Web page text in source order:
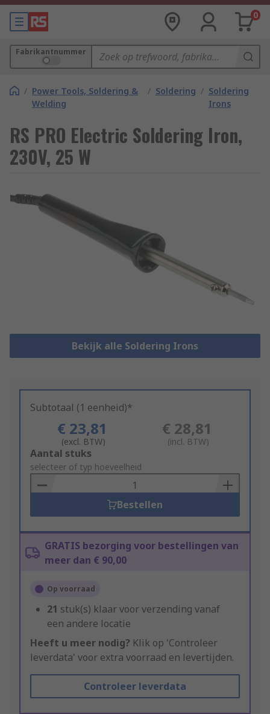
0
Fabrikantnummer
/ Power Tools, Soldering &
Welding
/ Soldering / Soldering
Irons
RS PRO Electric Soldering Iron,
230V, 25 W
Bekijk alle Soldering Irons
Subtotaal (1 eenheid)*
€ 23,81
(excl. BTW)
€ 28,81
(incl. BTW)
Add
to
Basket
Aantal stuks
selecteer of typ hoeveelheid
Bestellen
GRATIS bezorging voor bestellingen van
meer dan € 90,00
Op voorraad
21 stuk(s) klaar voor verzending vanaf
een andere locatie
Heeft u meer nodig? Klik op 'Controleer
leverdata' voor extra voorraad en levertijden.
Controleer leverdata